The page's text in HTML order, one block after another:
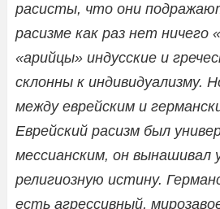
расисты, что они
расизме как раз нет ничего
«арийцы» индусские и
склонны к индивидуализму.
между еврейским и
Еврейский расизм был
мессианским, он вынашивал
религиозную истину.
есть агрессивный,